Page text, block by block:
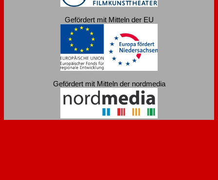
Gefördert mit Mitteln der EU
Gefördert mit Mitteln der nordmedia